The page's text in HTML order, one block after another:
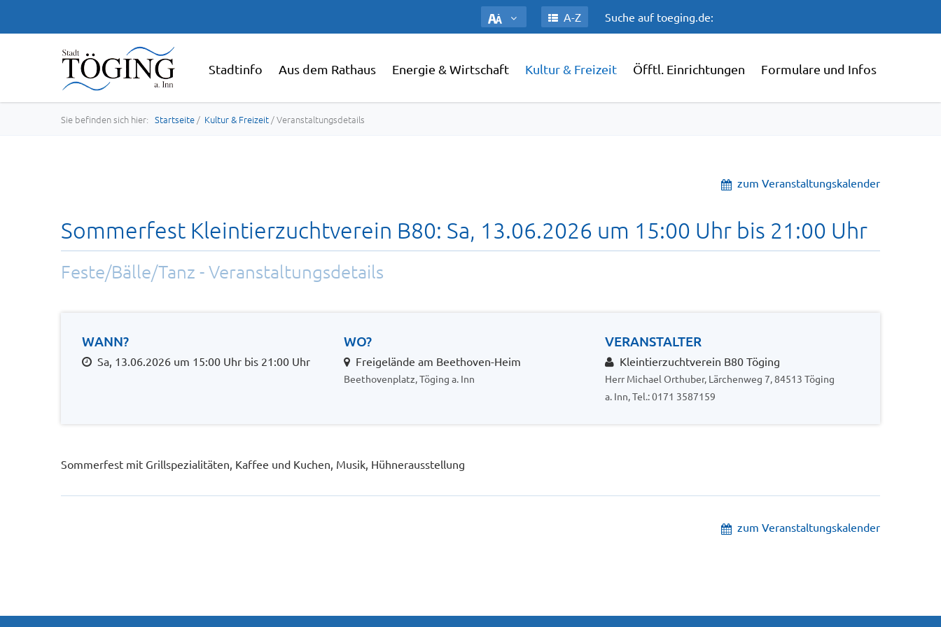
A-Z Suche auf toeging.de:
Stadtinfo Aus dem Rathaus Energie & Wirtschaft Kultur & Freizeit Öfftl. Einrichtungen Formulare und Infos
Sie befinden sich hier: Startseite/ Kultur & Freizeit/ Veranstaltungsdetails
zum Veranstaltungskalender
Sommerfest Kleintierzuchtverein B80: Sa, 13.06.2026 um 15:00 Uhr bis 21:00 Uhr
Feste/Bälle/Tanz - Veranstaltungsdetails
WANN?
Sa, 13.06.2026 um 15:00 Uhr bis 21:00 Uhr
WO?
Freigelände am Beethoven-Heim
Beethovenplatz, Töging a. Inn
VERANSTALTER
Kleintierzuchtverein B80 Töging
Herr Michael Orthuber, Lärchenweg 7, 84513 Töging
a. Inn, Tel.: 0171 3587159
Sommerfest mit Grillspezialitäten, Kaffee und Kuchen, Musik, Hühnerausstellung
zum Veranstaltungskalender